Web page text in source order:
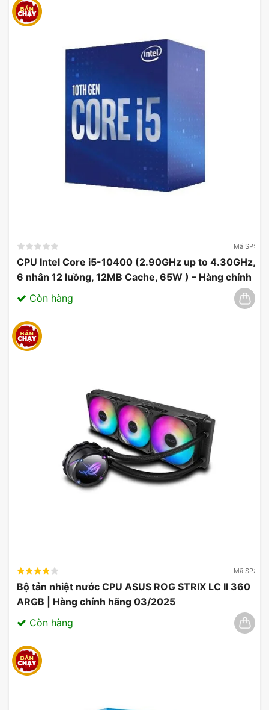
Mã SP:
CPU Intel Core i5-10400 (2.90GHz up to 4.30GHz,
6 nhân 12 luồng, 12MB Cache, 65W ) – Hàng chính
hãng 03/2025
Còn hàng
Mã SP:
Bộ tản nhiệt nước CPU ASUS ROG STRIX LC II 360
ARGB | Hàng chính hãng 03/2025
Còn hàng